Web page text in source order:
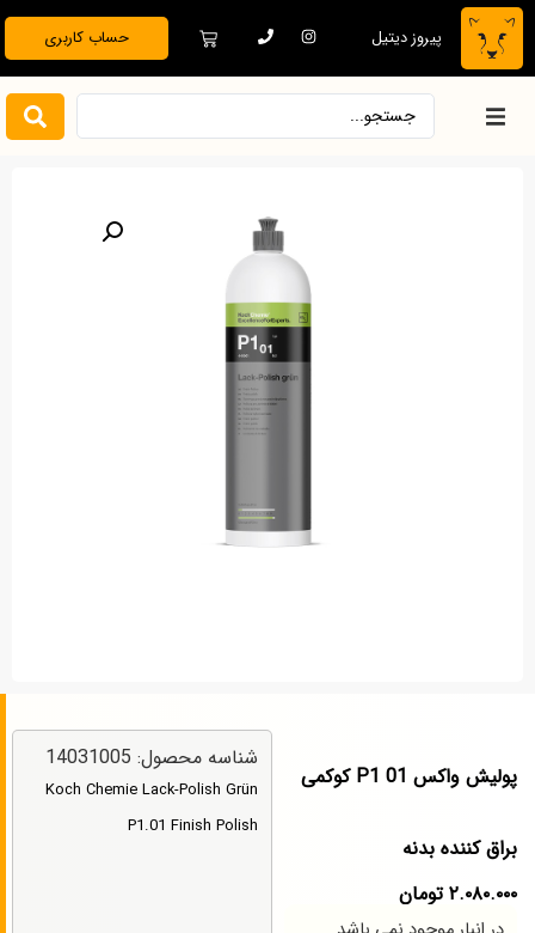
پیروز دیتیل حساب کاربری
پولیش واکس P1 01 کوکمی
براق کننده بدنه
۲.۰۸۰.۰۰۰ تومان
شناسه محصول: 14031005
Koch Chemie Lack-Polish Grün
P1.01 Finish Polish